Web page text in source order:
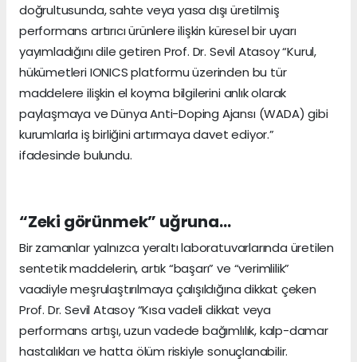
doğrultusunda, sahte veya yasa dışı üretilmiş
performans artırıcı ürünlere ilişkin küresel bir uyarı
yayımladığını dile getiren Prof. Dr. Sevil Atasoy “Kurul,
hükümetleri IONICS platformu üzerinden bu tür
maddelere ilişkin el koyma bilgilerini anlık olarak
paylaşmaya ve Dünya Anti-Doping Ajansı (WADA) gibi
kurumlarla iş birliğini artırmaya davet ediyor.”
ifadesinde bulundu.
“Zeki görünmek” uğruna…
Bir zamanlar yalnızca yeraltı laboratuvarlarında üretilen
sentetik maddelerin, artık “başarı” ve “verimlilik”
vaadiyle meşrulaştırılmaya çalışıldığına dikkat çeken
Prof. Dr. Sevil Atasoy “Kısa vadeli dikkat veya
performans artışı, uzun vadede bağımlılık, kalp-damar
hastalıkları ve hatta ölüm riskiyle sonuçlanabilir.